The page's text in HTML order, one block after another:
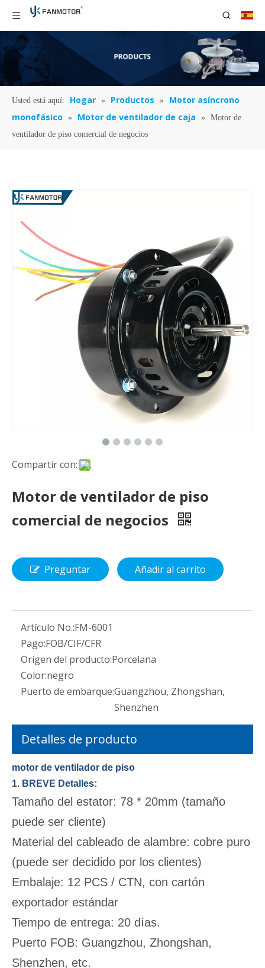
Usted está aquí: Hogar » Productos »
Motor asíncrono
monofásico
» Motor de ventilador de caja »
Motor de
ventilador de piso comercial de negocios
Compartir con:
Motor de ventilador de piso
comercial de negocios
Preguntar Añadir al carrito
Artículo No.:FM-6001
Pago:FOB/CIF/CFR
Origen del producto:Porcelana
Color:negro
Puerto de embarque:Guangzhou, Zhongshan,
Shenzhen
Detalles de producto
motor de ventilador de piso
1. BREVE Detalles:
Tamaño del estator: 78 * 20mm (tamaño
puede ser cliente)
Material del cableado de alambre: cobre puro
(puede ser decidido por los clientes)
Embalaje: 12 PCS / CTN, con cartón
exportador estándar
Tiempo de entrega: 20 días.
Puerto FOB: Guangzhou, Zhongshan,
Shenzhen, etc.